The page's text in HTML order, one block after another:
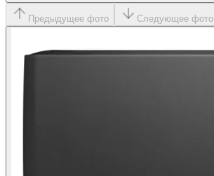
Предыдущее фото Следующее фото